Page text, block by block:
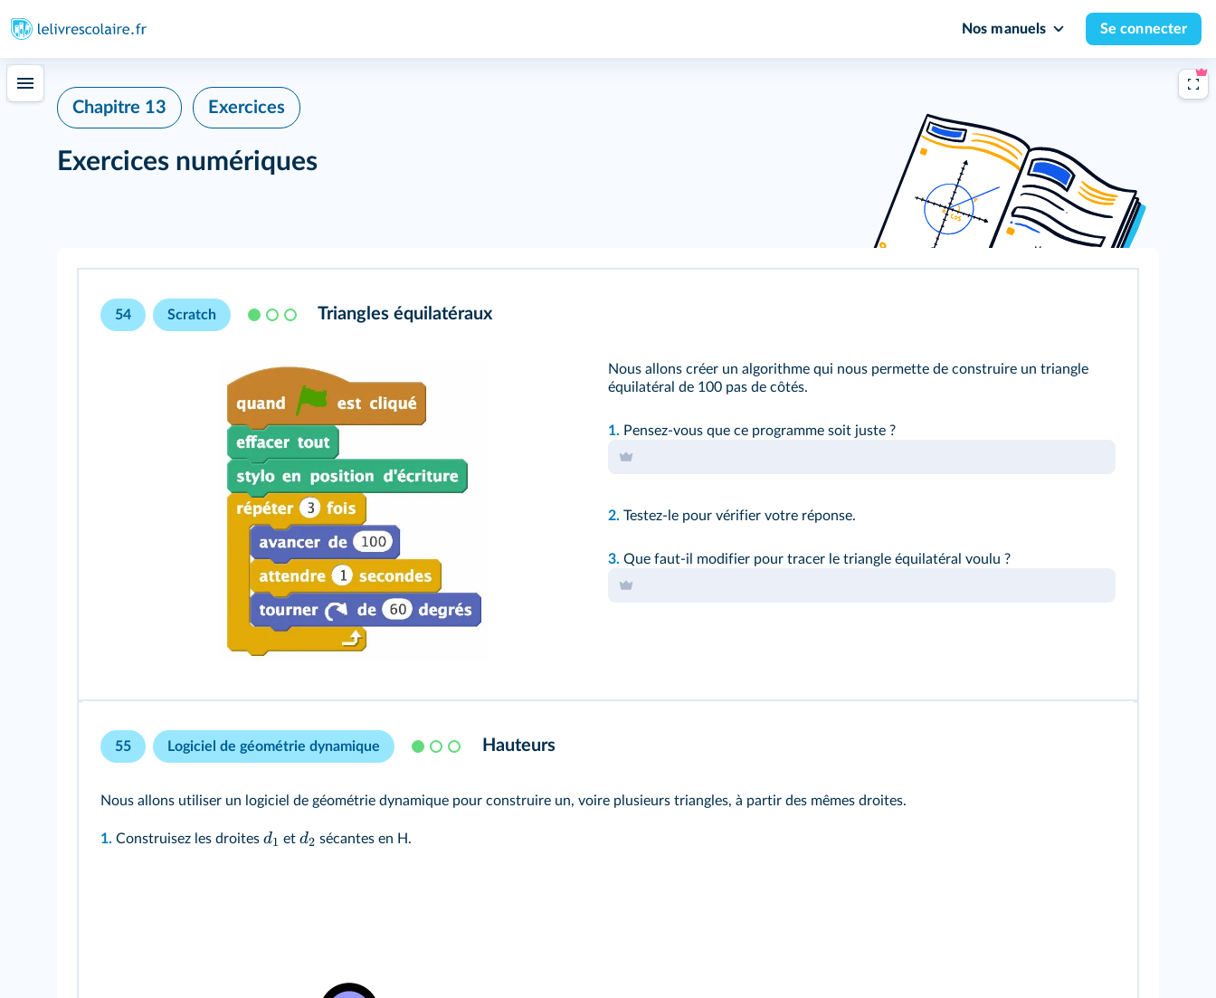
Nos manuels Se connecter
Chapitre 13 Exercices
Exercices numériques
54 Scratch Triangles équilatéraux
Nous allons créer un algorithme qui nous permette de construire un triangle
équilatéral de 100 pas de côtés.
1. Pensez-vous que ce programme soit juste ?
2. Testez-le pour vérifier votre réponse.
3. Que faut-il modifier pour tracer le triangle équilatéral voulu ?
55 Logiciel de géométrie dynamique Hauteurs
Nous allons utiliser un logiciel de géométrie dynamique pour construire un, voire plusieurs triangles, à partir des mêmes droites.
1. Construisez les droites d1 et d2 sécantes en H.